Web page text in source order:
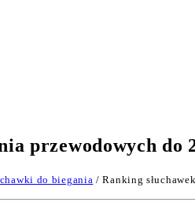
przewodowych do
do biegania / Ranking